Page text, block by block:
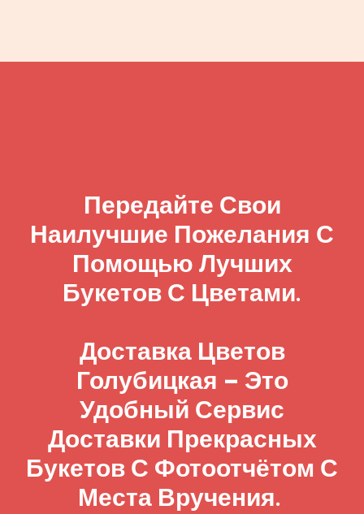
Передайте Свои
Наилучшие Пожелания С
Помощью Лучших
Букетов С Цветами.
Доставка Цветов
Голубицкая – Это
Удобный Сервис
Доставки Прекрасных
Букетов С Фотоотчётом С
Места Вручения.